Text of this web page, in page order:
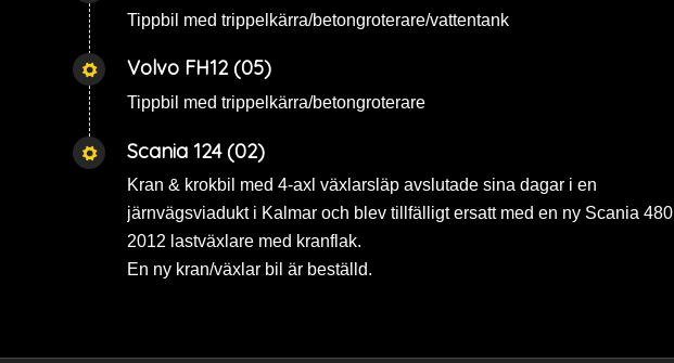
Tippbil med trippelkärra/betongroterare/vattentank
Volvo FH12 (05)
Tippbil med trippelkärra/betongroterare
Scania 124 (02)
Kran & krokbil med 4-axl växlarsläp avslutade sina dagar i en
järnvägsviadukt i Kalmar och blev tillfälligt ersatt med en ny Scania 480
2012 lastväxlare med kranflak.
En ny kran/växlar bil är beställd.